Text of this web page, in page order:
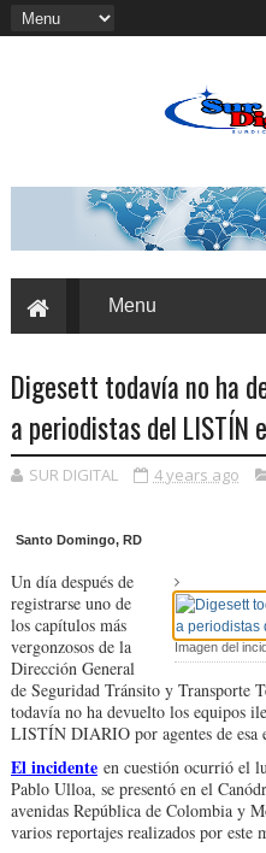
Digesett todavía no ha
a periodistas del LISTÍN
SUR DIGITAL 4 years ago
Santo Domingo, RD
Imagen del
Un día después de
registrarse uno de
los capítulos más
vergonzosos de la
Dirección General
de Seguridad Tránsito y Transporte
todavía no ha devuelto los equipos
LISTÍN DIARIO por agentes de esa
El incidenteen cuestión ocurrió el
Pablo Ulloa, se presentó en el
avenidas República de Colombia y
varios reportajes realizados por este